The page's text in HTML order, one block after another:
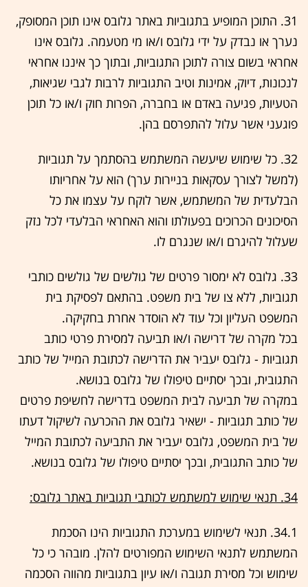
31. התוכן המופיע בתגוביות באתר גלובס אינו תוכן המסופק,
נערך או נבדק על ידי גלובס ו/או מי מטעמה. גלובס אינו
אחראי בשום צורה לתוכן התגוביות, ובתוך כך איננו אחראי
לנכונות, דיוק, אמינות וטיב התגוביות לרבות לגבי שגיאות,
הטעיות, פגיעה באדם או בחברה, הפרות חוק ו/או כל תוכן
פוגעני אשר עלול להתפרסם בהן.
32. כל שימוש שיעשה המשתמש בהסתמך על תגוביות
(למשל לצורך עסקאות בניירות ערך) הוא על אחריותו
הבלעדית של המשתמש, אשר לוקח על עצמו את כל
הסיכונים הכרוכים בפעולתו והוא האחראי הבלעדי לכל נזק
שעלול להיגרם ו/או שנגרם לו.
33. גלובס לא ימסור פרטים של גולשים של גולשים כותבי
תגוביות, ללא צו של בית משפט. בהתאם לפסיקת בית
המשפט העליון וכל עוד לא הוסדר אחרת בחקיקה.
בכל מקרה של דרישה ו/או תביעה למסירת פרטי כותב
תגוביות - גלובס יעביר את הדרישה לכתובת המייל של כותב
התגובית, ובכך יסתיים טיפולו של גלובס בנושא.
במקרה של תביעה לבית המשפט בדרישה לחשיפת פרטים
של כותב תגוביות - ישאיר גלובס את ההכרעה לשיקול דעתו
של בית המשפט, גלובס יעביר את התביעה לכתובת המייל
של כותב התגובית, ובכך יסתיים טיפולו של גלובס בנושא.
34. תנאי שימוש למשתמש לכותבי תגוביות באתר גלובס:
34.1. תנאי לשימוש במערכת התגוביות הינו הסכמת
המשתמש לתנאי השימוש המפורטים להלן. מובהר כי כל
שימוש וכל מסירת תגובה ו/או עיון בתגוביות מהווה הסכמה